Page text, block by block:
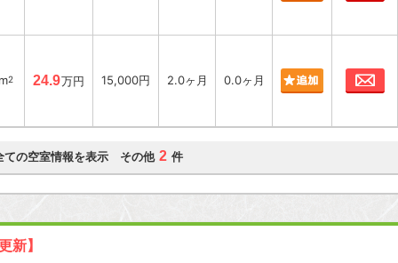
2 24.9万円 15,000円 2.0ヶ月 0.0ヶ月
ての空室情報を表示 その他 2 件
新】